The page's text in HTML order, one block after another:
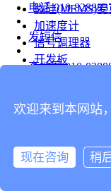
微硅(MEMS)麦
加速度计
信号调理器
开发板
台式仪表
连接器
电话 010-
发短信
查地图 010-
分享
欢迎来到本网站
现在咨询 稍